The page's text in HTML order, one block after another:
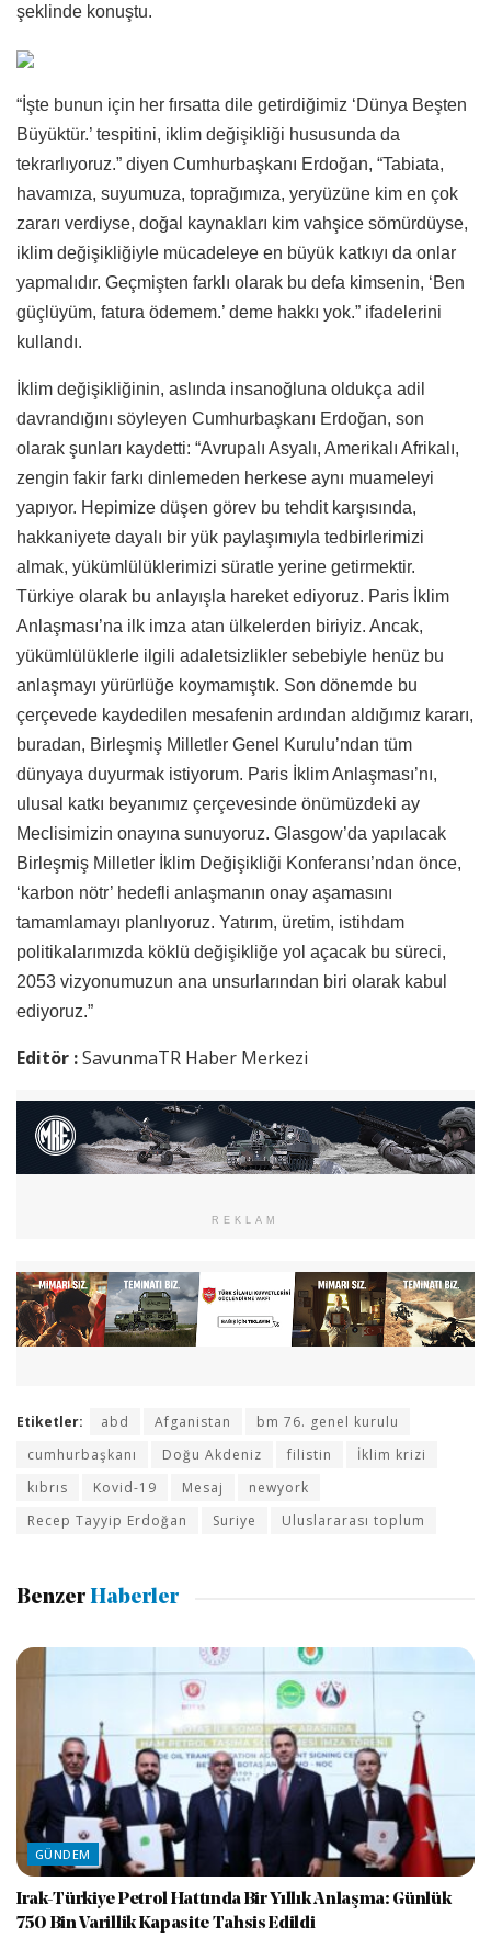
şeklinde konuştu.
“İşte bunun için her fırsatta dile getirdiğimiz ‘Dünya Beşten
Büyüktür.’ tespitini, iklim değişikliği hususunda da
tekrarlıyoruz.” diyen Cumhurbaşkanı Erdoğan, “Tabiata,
havamıza, suyumuza, toprağımıza, yeryüzüne kim en çok
zararı verdiyse, doğal kaynakları kim vahşice sömürdüyse,
iklim değişikliğiyle mücadeleye en büyük katkıyı da onlar
yapmalıdır. Geçmişten farklı olarak bu defa kimsenin, ‘Ben
güçlüyüm, fatura ödemem.’ deme hakkı yok.” ifadelerini
kullandı.
İklim değişikliğinin, aslında insanoğluna oldukça adil
davrandığını söyleyen Cumhurbaşkanı Erdoğan, son
olarak şunları kaydetti: “Avrupalı Asyalı, Amerikalı Afrikalı,
zengin fakir farkı dinlemeden herkese aynı muameleyi
yapıyor. Hepimize düşen görev bu tehdit karşısında,
hakkaniyete dayalı bir yük paylaşımıyla tedbirlerimizi
almak, yükümlülüklerimizi süratle yerine getirmektir.
Türkiye olarak bu anlayışla hareket ediyoruz. Paris İklim
Anlaşması’na ilk imza atan ülkelerden biriyiz. Ancak,
yükümlülüklerle ilgili adaletsizlikler sebebiyle henüz bu
anlaşmayı yürürlüğe koymamıştık. Son dönemde bu
çerçevede kaydedilen mesafenin ardından aldığımız kararı,
buradan, Birleşmiş Milletler Genel Kurulu’ndan tüm
dünyaya duyurmak istiyorum. Paris İklim Anlaşması’nı,
ulusal katkı beyanımız çerçevesinde önümüzdeki ay
Meclisimizin onayına sunuyoruz. Glasgow’da yapılacak
Birleşmiş Milletler İklim Değişikliği Konferansı’ndan önce,
‘karbon nötr’ hedefli anlaşmanın onay aşamasını
tamamlamayı planlıyoruz. Yatırım, üretim, istihdam
politikalarımızda köklü değişikliğe yol açacak bu süreci,
2053 vizyonumuzun ana unsurlarından biri olarak kabul
ediyoruz.”
Editör :SavunmaTR Haber Merkezi
REKLAM
Etiketler: abd Afganistan
bm 76. genel kurulu
cumhurbaşkanı
Doğu Akdeniz filistin
İklim krizi
kıbrıs
Kovid-19 Mesaj
newyork
Recep Tayyip Erdoğan
Suriye Uluslararası toplum
Benzer Haberler
GÜNDEM
Irak-Türkiye Petrol Hattında Bir Yıllık Anlaşma: Günlük
750 Bin Varillik Kapasite Tahsis Edildi